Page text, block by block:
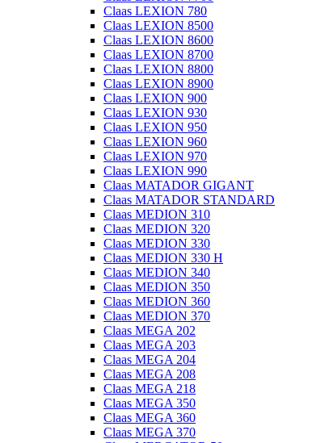
Claas LEXION 780
Claas LEXION 8500
Claas LEXION 8600
Claas LEXION 8700
Claas LEXION 8800
Claas LEXION 8900
Claas LEXION 900
Claas LEXION 930
Claas LEXION 950
Claas LEXION 960
Claas LEXION 970
Claas LEXION 990
Claas MATADOR GIGANT
Claas MATADOR STANDARD
Claas MEDION 310
Claas MEDION 320
Claas MEDION 330
Claas MEDION 330 H
Claas MEDION 340
Claas MEDION 350
Claas MEDION 360
Claas MEDION 370
Claas MEGA 202
Claas MEGA 203
Claas MEGA 204
Claas MEGA 208
Claas MEGA 218
Claas MEGA 350
Claas MEGA 360
Claas MEGA 370